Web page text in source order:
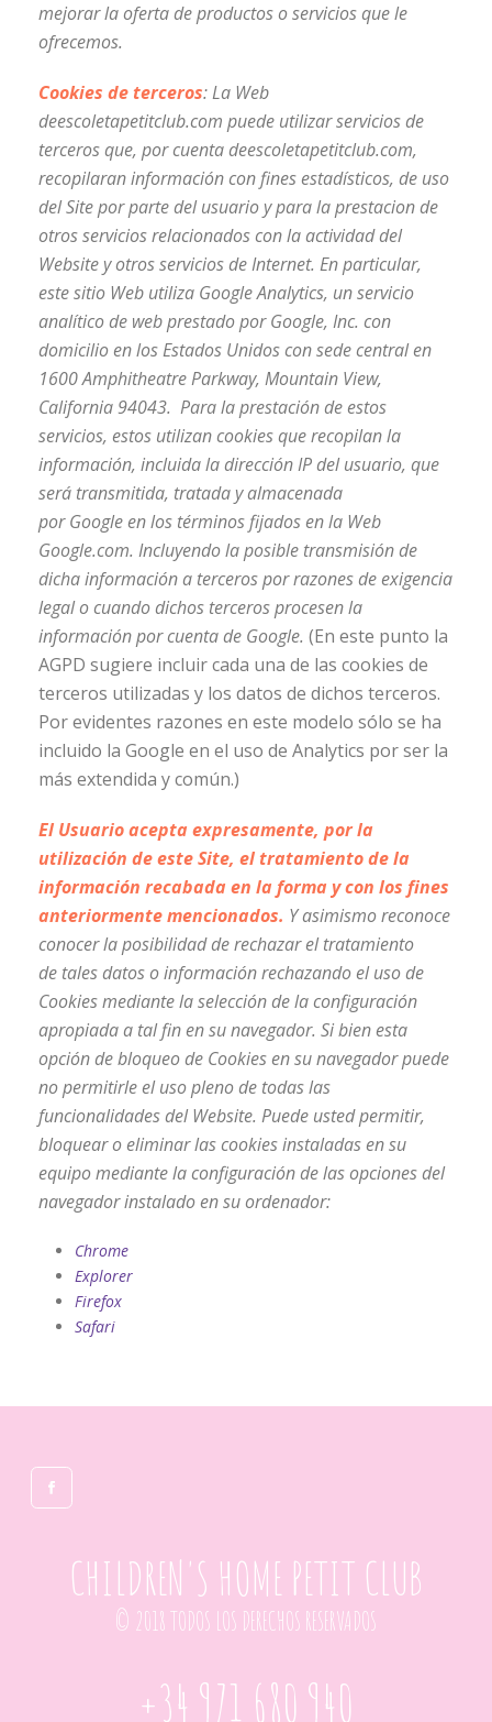
mejorar la oferta de productos o servicios que le
ofrecemos.
Cookies de terceros: La Web
deescoletapetitclub.com puede utilizar servicios de
terceros que, por cuenta deescoletapetitclub.com,
recopilaran información con fines estadísticos, de uso
del Site por parte del usuario y para la prestacion de
otros servicios relacionados con la actividad del
Website y otros servicios de Internet. En particular,
este sitio Web utiliza Google Analytics, un servicio
analítico de web prestado por Google, Inc. con
domicilio en los Estados Unidos con sede central en
1600 Amphitheatre Parkway, Mountain View,
California 94043. Para la prestación de estos
servicios, estos utilizan cookies que recopilan la
información, incluida la dirección IP del usuario, que
será transmitida, tratada y almacenada
por Google en los términos fijados en la Web
Google.com. Incluyendo la posible transmisión de
dicha información a terceros por razones de exigencia
legal o cuando dichos terceros procesen la
información por cuenta de Google. (En este punto la
AGPD sugiere incluir cada una de las cookies de
terceros utilizadas y los datos de dichos terceros.
Por evidentes razones en este modelo sólo se ha
incluido la Google en el uso de Analytics por ser la
más extendida y común.)
El Usuario acepta expresamente, por la
utilización de este Site, el tratamiento de la
información recabada en la forma y con los fines
anteriormente mencionados. Y asimismo reconoce
conocer la posibilidad de rechazar el tratamiento
de tales datos o información rechazando el uso de
Cookies mediante la selección de la configuración
apropiada a tal fin en su navegador. Si bien esta
opción de bloqueo de Cookies en su navegador puede
no permitirle el uso pleno de todas las
funcionalidades del Website. Puede usted permitir,
bloquear o eliminar las cookies instaladas en su
equipo mediante la configuración de las opciones del
navegador instalado en su ordenador:
Chrome
Explorer
Firefox
Safari
CHILDREN'S HOME PETIT CLUB
© 2018 TODOS LOS DERECHOS RESERVADOS
+34 971 680 940